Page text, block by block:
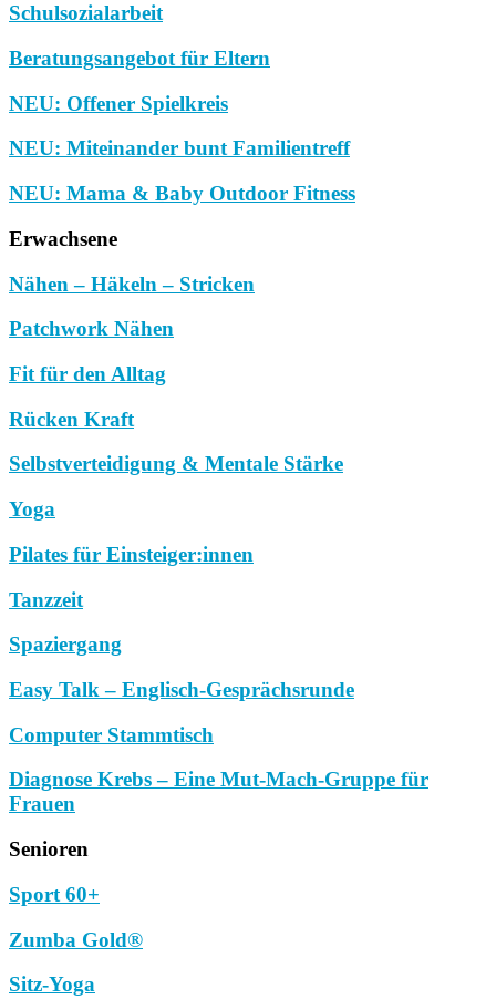
Schulsozialarbeit
Beratungsangebot für Eltern
NEU: Offener Spielkreis
NEU: Miteinander bunt Familientreff
NEU: Mama & Baby Outdoor Fitness
Erwachsene
Nähen – Häkeln – Stricken
Patchwork Nähen
Fit für den Alltag
Rücken Kraft
Selbstverteidigung & Mentale Stärke
Yoga
Pilates für Einsteiger:innen
Tanzzeit
Spaziergang
Easy Talk – Englisch-Gesprächsrunde
Computer Stammtisch
Diagnose Krebs – Eine Mut-Mach-Gruppe für
Frauen
Senioren
Sport 60+
Zumba Gold®
Sitz-Yoga